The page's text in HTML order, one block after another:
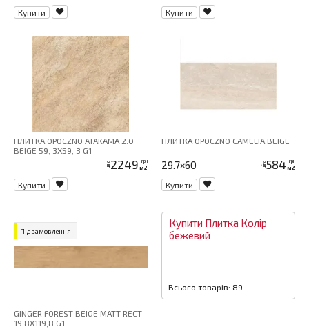
Купити Купити
ПЛИТКА OPOCZNO ATAKAMA 2.0
BEIGE 59, 3X59, 3 G1
ціна2249 грн
м2
Купити
ПЛИТКА OPOCZNO CAMELIA BEIGE
29.7×60 ціна584 грн
м2
Купити
Під замовлення
GINGER FOREST BEIGE MATT RECT
19,8X119,8 G1
Купити Плитка Колір
бежевий
Всього товарів: 89